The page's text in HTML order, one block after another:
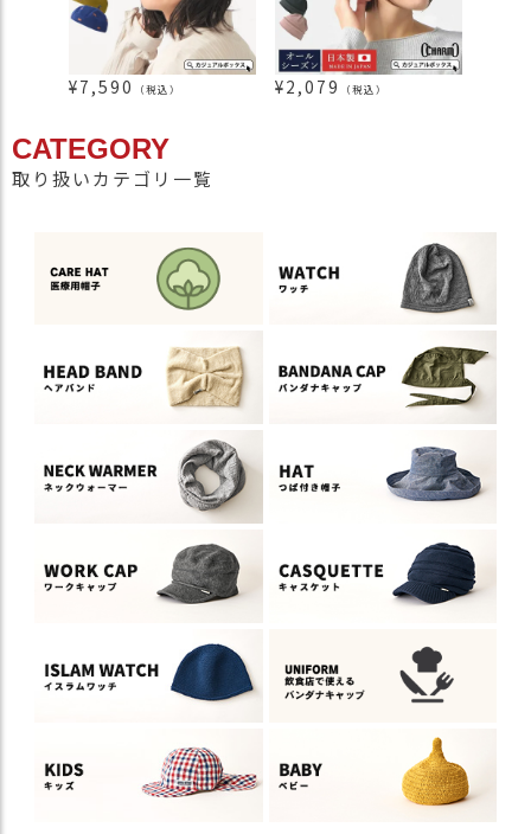
¥7,590 （税込） ¥2,079 （税込）
CATEGORY
取り扱いカテゴリ一覧